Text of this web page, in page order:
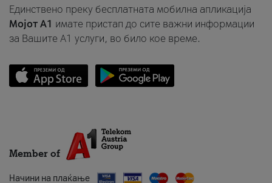
Единствено преку бесплатната мобилна апликација
Мојот A1 имате пристап до сите важни информации
за Вашите A1 услуги, во било кое време.
Member of
Начини на плаќање